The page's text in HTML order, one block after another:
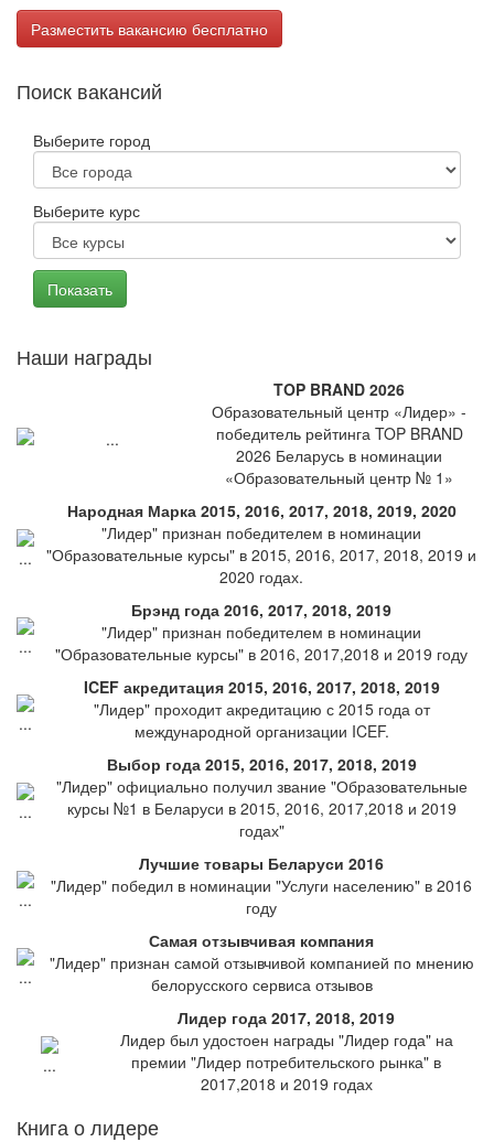
Разместить вакансию бесплатно
Поиск вакансий
Выберите город
Выберите курс
Наши награды
TOP BRAND 2026
Образовательный центр «Лидер» -
победитель рейтинга TOP BRAND
2026 Беларусь в номинации
«Образовательный центр № 1»
Народная Марка 2015, 2016, 2017, 2018, 2019, 2020
"Лидер" признан победителем в номинации
"Образовательные курсы" в 2015, 2016, 2017, 2018, 2019 и
2020 годах.
Брэнд года 2016, 2017, 2018, 2019
"Лидер" признан победителем в номинации
"Образовательные курсы" в 2016, 2017,2018 и 2019 году
ICEF акредитация 2015, 2016, 2017, 2018, 2019
"Лидер" проходит акредитацию с 2015 года от
международной организации ICEF.
Выбор года 2015, 2016, 2017, 2018, 2019
"Лидер" официально получил звание "Образовательные
курсы №1 в Беларуси в 2015, 2016, 2017,2018 и 2019
годах"
Лучшие товары Беларуси 2016
"Лидер" победил в номинации "Услуги населению" в 2016
году
Самая отзывчивая компания
"Лидер" признан самой отзывчивой компанией по мнению
белорусского сервиса отзывов
Лидер года 2017, 2018, 2019
Лидер был удостоен награды "Лидер года" на
премии "Лидер потребительского рынка" в
2017,2018 и 2019 годах
Книга о лидере